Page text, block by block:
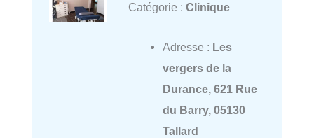
Catégorie : Clinique
Adresse : Les
vergers de la
Durance, 621 Rue
du Barry, 05130
Tallard